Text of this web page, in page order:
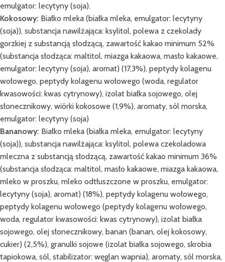
emulgator: lecytyny (soja).
Kokosowy: Białko mleka (białka mleka, emulgator: lecytyny
(soja)), substancja nawilżająca: ksylitol, polewa z czekolady
gorzkiej z substancją słodzącą, zawartość kakao minimum 52%
(substancja słodząca: maltitol, miazga kakaowa, masło kakaowe,
emulgator: lecytyny (soja), aromat) (17,3%), peptydy kolagenu
wołowego, peptydy kolagenu wołowego (woda, regulator
kwasowości: kwas cytrynowy), izolat białka sojowego, olej
słonecznikowy, wiórki kokosowe (1,9%), aromaty, sól morska,
emulgator: lecytyny (soja)
Bananowy: Białko mleka (białka mleka, emulgator: lecytyny
(soja)), substancja nawilżająca: ksylitol, polewa czekoladowa
mleczna z substancją słodzącą, zawartość kakao minimum 36%
(substancja słodząca: maltitol, masło kakaowe, miazga kakaowa,
mleko w proszku, mleko odtłuszczone w proszku, emulgator:
lecytyny (soja), aromat) (18%), peptydy kolagenu wołowego,
peptydy kolagenu wołowego (peptydy kolagenu wołowego,
woda, regulator kwasowości: kwas cytrynowy), izolat białka
sojowego, olej słonecznikowy, banan (banan, olej kokosowy,
cukier) (2,5%), granulki sojowe (izolat białka sojowego, skrobia
tapiokowa, sól, stabilizator: węglan wapnia), aromaty, sól morska,